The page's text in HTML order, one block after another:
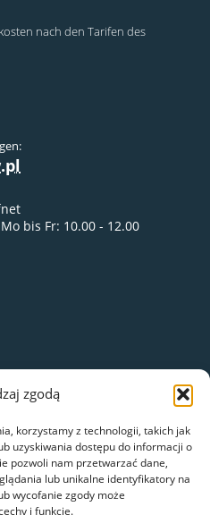
zgodą
korzystamy z technologii, takich jak
uzyskiwania dostępu do informacji o
pozwoli nam przetwarzać dane,
lub unikalne identyfikatory na
wycofanie zgody może
i funkcje.
nach den Tarifen des
bis Fr: 10.00 - 12.00